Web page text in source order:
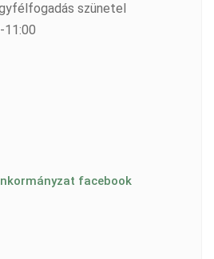
szünetel
11:00
facebook